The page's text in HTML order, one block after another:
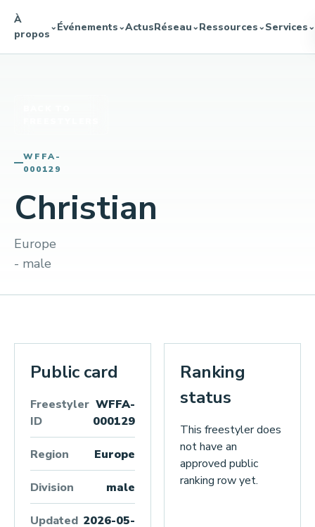
À
propos
⌄Événements⌄ActusRéseau⌄Ressources⌄Services⌄
WFFA-
000129
Christian
Europe
- male
Public card
Freestyler
ID
WFFA-
000129
Region Europe
Division male
Updated 2026-05-
Ranking
status
This freestyler does
not have an
approved public
ranking row yet.